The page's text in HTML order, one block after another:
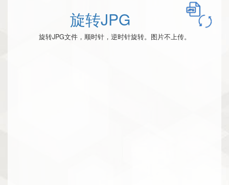
旋转JPG
旋转JPG文件，顺时针，逆时针旋转。图片不上传。